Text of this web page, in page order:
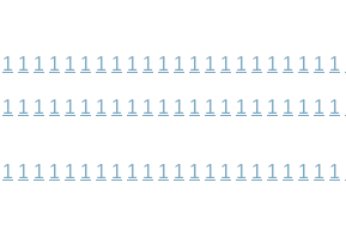
1 1 1 1 1 1 1 1 1 1 1 1 1 1 1 1 1 1 1 1 1 1
1 1 1 1 1 1 1 1 1 1 1 1 1 1 1 1 1 1 1 1 1 1
1 1 1 1 1 1 1 1 1 1 1 1 1 1 1 1 1 1 1 1 1 1